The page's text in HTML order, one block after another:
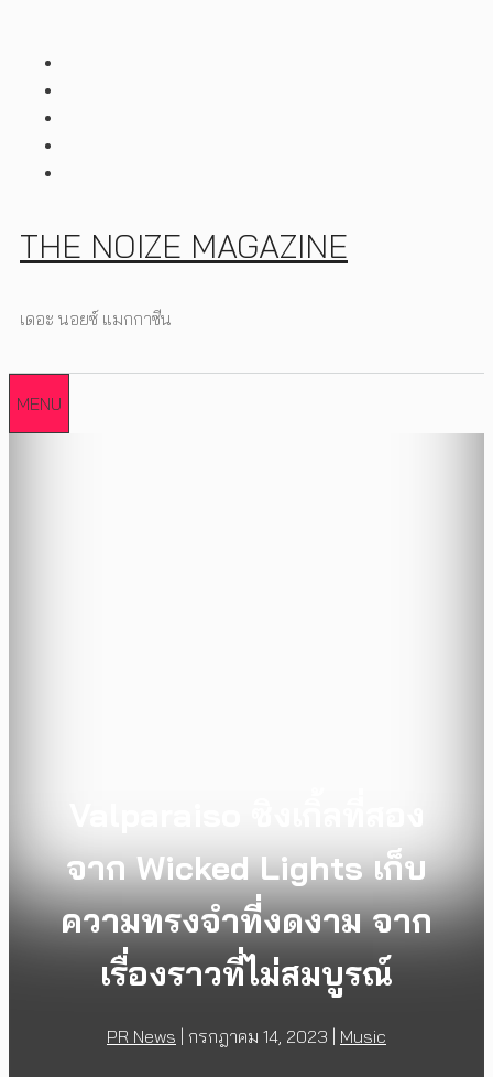
THE NOIZE MAGAZINE
เดอะ นอยซ์ แมกกาซีน
MENU
จาก Wicked Lights เก็บ
ความทรงจำที่งดงาม จาก
เรื่องราวที่ไม่สมบูรณ์
PR News | กรกฎาคม 14, 2023 | Music